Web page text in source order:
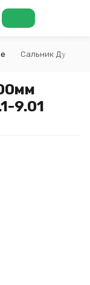
Сальник Ду 76 С-
9.01